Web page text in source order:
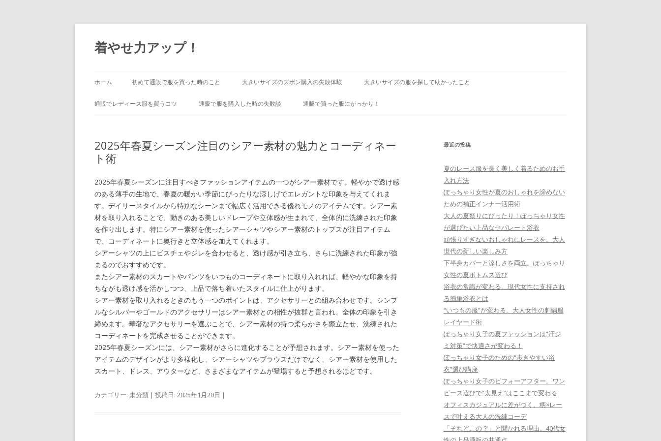
着やせ力アップ！
ン
テ
ツ
へ
ホーム 初めて通販で服を買った時のこと 大きいサイズのズボン購入の失敗体験 大きいサイズの服を探して助かったこと
通販でレディース服を買うコツ 通販で服を購入した時の失敗談 通販で買った服にがっかり！
2025年春夏シーズン注目のシアー素材の魅力とコーディネー
ト術
2025年春夏シーズンに注目すべきファッションアイテムの一つがシアー素材です。軽やかで透け感
のある薄手の生地で、春夏の暖かい季節にぴったりな涼しげでエレガントな印象を与えてくれま
す。デイリースタイルから特別なシーンまで幅広く活用できる優れモノのアイテムです。シアー素
材を取り入れることで、動きのある美しいドレープや立体感が生まれて、全体的に洗練された印象
を作り出します。特にシアー素材を使ったシアーシャツやシアー素材のトップスが注目アイテム
で、コーディネートに奥行きと立体感を加えてくれます。
シアーシャツの上にビスチェやジレを合わせると、透け感が引き立ち、さらに洗練された印象が強
まるのでおすすめです。
またシアー素材のスカートやパンツをいつものコーディネートに取り入れれば、軽やかな印象を持
ちながも透け感を活かしつつ、上品で落ち着いたスタイルに仕上がります。
シアー素材を取り入れるときのもう一つのポイントは、アクセサリーとの組み合わせです。シンプ
ルなシルバーやゴールドのアクセサリーはシアー素材との相性が抜群と言われ、全体の印象を引き
締めます。華奢なアクセサリーを選ぶことで、シアー素材の持つ柔らかさを際立たせ、洗練された
コーディネートを完成させることができます。
2025年春夏シーズンには、シアー素材がさらに進化することが予想されます。シアー素材を使った
アイテムのデザインがより多様化し、シアーシャツやブラウスだけでなく、シアー素材を使用した
スカート、ドレス、アウターなど、さまざまなアイテムが登場すると予想されるほどです。
カテゴリー: 未分類 | 投稿日: 2025年1月20日 |
最近の投稿
夏のレース服を長く美しく着るためのお手
入れ方法
ぽっちゃり女性が夏のおしゃれを諦めない
ための補正インナー活用術
大人の夏祭りにぴったり！ぽっちゃり女性
が選びたい上品なセパレート浴衣
頑張りすぎないおしゃれにレースを。大人
世代の新しい楽しみ方
下半身カバーと涼しさを両立。ぽっちゃり
女性の夏ボトムス選び
浴衣の常識が変わる。現代女性に支持され
る簡単浴衣とは
“いつもの服”が変わる。大人女性の刺繍服
レイヤード術
ぽっちゃり女子の夏ファッションは“汗ジ
ミ対策”で快適さが変わる！
ぽっちゃり女子のための“歩きやすい浴
衣”選び講座
ぽっちゃり女子のビフォーアフター。ワン
ピース選びで“太見え”はここまで変わる
オフィスカジュアルに差がつく。柄×レー
スで叶える大人の洗練コーデ
「それどこの？」と聞かれる理由。40代女